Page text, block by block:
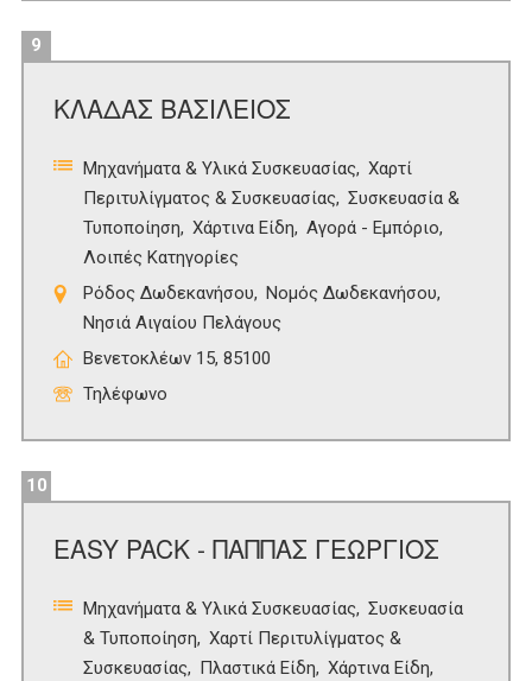
9
ΚΛΑΔΑΣ ΒΑΣΙΛΕΙΟΣ
Μηχανήματα & Υλικά Συσκευασίας
Χαρτί
Περιτυλίγματος & Συσκευασίας
Συσκευασία &
Τυποποίηση
Χάρτινα Είδη
Αγορά - Εμπόριο
Λοιπές Κατηγορίες
Ρόδος Δωδεκανήσου
Νομός Δωδεκανήσου
Νησιά Αιγαίου Πελάγους
Βενετοκλέων 15, 85100
Τηλέφωνο
10
EASY PACK - ΠΑΠΠΑΣ ΓΕΩΡΓΙΟΣ
Μηχανήματα & Υλικά Συσκευασίας
Συσκευασία
& Τυποποίηση
Χαρτί Περιτυλίγματος &
Συσκευασίας
Πλαστικά Είδη
Χάρτινα Είδη